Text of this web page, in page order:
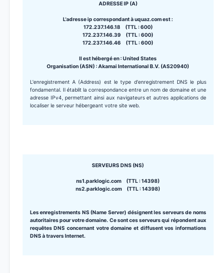
ADRESSE IP (A)
L'adresse ip correspondant à uquaz.com est :
172.237.146.18 (TTL : 600)
172.237.146.39 (TTL : 600)
172.237.146.46 (TTL : 600)
Il est hébergé en : United States
Organisation (ASN) : Akamai International B.V. (AS20940)
L'enregistrement A (Address) est le type d'enregistrement DNS le plus
fondamental. Il établit la correspondance entre un nom de domaine et une
adresse IPv4, permettant ainsi aux navigateurs et autres applications de
localiser le serveur hébergeant votre site web.
SERVEURS DNS (NS)
ns1.parklogic.com (TTL : 14398)
ns2.parklogic.com (TTL : 14398)
Les enregistrements NS (Name Server) désignent les serveurs de noms
autoritaires pour votre domaine. Ce sont ces serveurs qui répondent aux
requêtes DNS concernant votre domaine et diffusent vos informations
DNS à travers Internet.